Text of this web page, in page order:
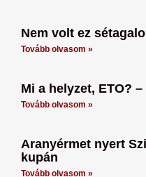
Nem volt ez
Tovább olvasom »
Mi a helyzet, ETO?
Tovább olvasom »
Aranyérmet nyert
kupán
Tovább olvasom »